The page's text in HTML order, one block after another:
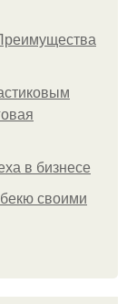
в бизнесе
своими